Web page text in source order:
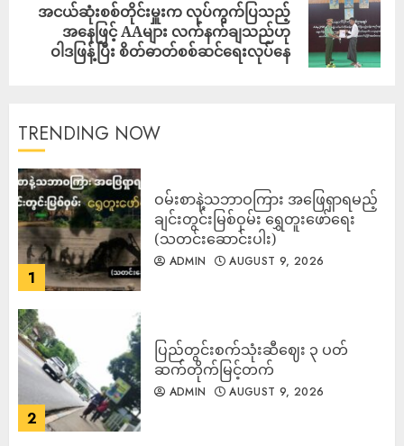
အငယ်ဆုံးစစ်တိုင်းမှူးက လုပ်ကွက်ပြသည့်
အနေဖြင့် AAများ လက်နက်ချသည်ဟု
ဝါဒဖြန့်ပြီး စိတ်ဓာတ်စစ်ဆင်ရေးလုပ်နေ
TRENDING NOW
1
ဝမ်းစာနဲ့သဘာဝကြား အဖြေရှာရမည့်
ချင်းတွင်းမြစ်ဝှမ်း ရွှေတူးဖော်ရေး
(သတင်းဆောင်းပါး)
ADMIN AUGUST 9, 2026
2
ပြည်တွင်းစက်သုံးဆီဈေး ၃ ပတ်
ဆက်တိုက်မြင့်တက်
ADMIN AUGUST 9, 2026